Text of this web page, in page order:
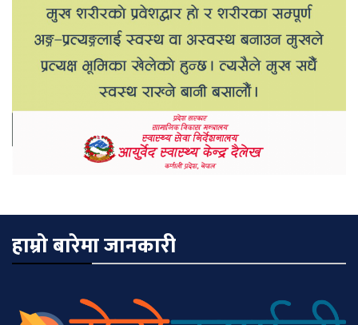
हाम्रो बारेमा जानकारी